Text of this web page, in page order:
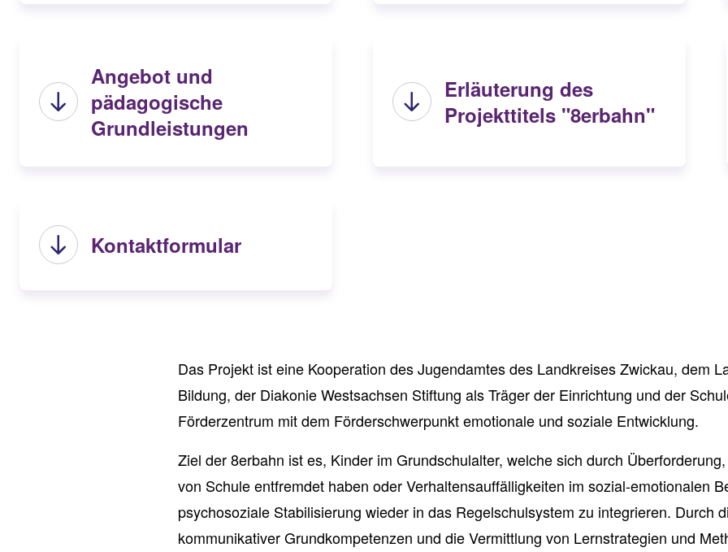
Angebot und
pädagogische
Grundleistungen
Erläuterung des
Projekttitels "8erbahn"
Kontaktformular
Das Projekt ist eine Kooperation des Jugendamtes des Landkreises Zwickau, dem
Bildung, der Diakonie Westsachsen Stiftung als Träger der Einrichtung und der
Förderzentrum mit dem Förderschwerpunkt emotionale und soziale Entwicklung.
Ziel der 8erbahn ist es, Kinder im Grundschulalter, welche sich durch
von Schule entfremdet haben oder Verhaltensauffälligkeiten im sozial-emotionalen
psychosoziale Stabilisierung wieder in das Regelschulsystem zu integrieren. Durch
kommunikativer Grundkompetenzen und die Vermittlung von Lernstrategien und